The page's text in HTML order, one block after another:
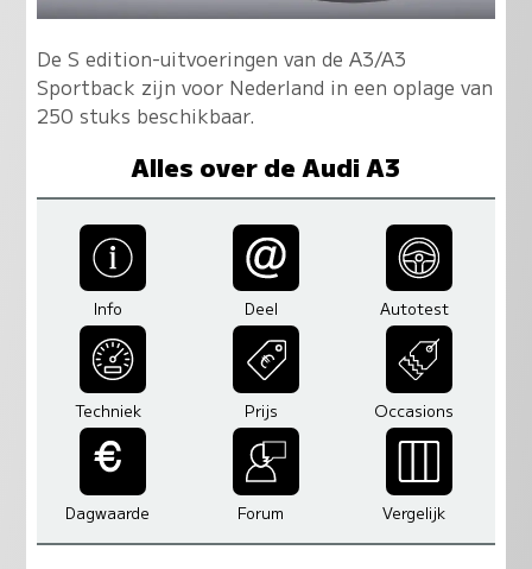
De S edition-uitvoeringen van de A3/A3
Sportback zijn voor Nederland in een oplage van
250 stuks beschikbaar.
Alles over de Audi A3
Info Deel Autotest
Techniek Prijs Occasions
Dagwaarde Forum Vergelijk